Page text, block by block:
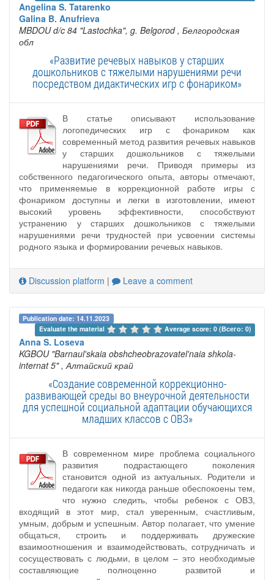
Angelina S. Tatarenko
Galina B. Anufrieva
MBDOU d/c 84 "Lastochka", g. Belgorod , Белгородская
обл
«Развитие речевых навыков у старших
дошкольников с тяжелыми нарушениями речи
посредством дидактических игр с фонариком»
В статье описывают использование
логопедических игр с фонариком как
современный метод развития речевых навыков
у старших дошкольников с тяжелыми
нарушениями речи. Приводя примеры из
собственного педагогического опыта, авторы отмечают,
что применяемые в коррекционной работе игры с
фонариком доступны и легки в изготовлении, имеют
высокий уровень эффективности, способствуют
устранению у старших дошкольников с тяжелыми
нарушениями речи трудностей при усвоении системы
родного языка и формировании речевых навыков.
Discussion platform | Leave a comment
Publication date: 14.11.2023
Evaluate the material
Average score: 0 (Всего: 0)
Anna S. Loseva
KGBOU "Barnaul'skaia obshcheobrazovatel'naia shkola-
internat 5" , Алтайский край
«Создание современной коррекционно-
развивающей среды во внеурочной деятельности
для успешной социальной адаптации обучающихся
младших классов с ОВЗ»
В современном мире проблема социального
развития подрастающего поколения
становится одной из актуальных. Родители и
педагоги как никогда раньше обеспокоены тем,
что нужно следить, чтобы ребенок с ОВЗ,
входящий в этот мир, стал уверенным, счастливым,
умным, добрым и успешным. Автор полагает, что умение
общаться, строить и поддерживать дружеские
взаимоотношения и взаимодействовать, сотрудничать и
сосуществовать с людьми, в целом – это необходимые
составляющие полноценно развитой и